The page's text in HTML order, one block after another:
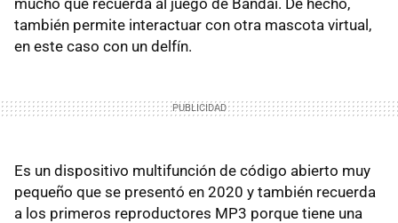
también permite interactuar con otra mascota virtual,
en este caso con un delfín.
Es un dispositivo multifunción de código abierto muy
pequeño que se presentó en 2020 y también recuerda
a los primeros reproductores MP3 porque tiene una